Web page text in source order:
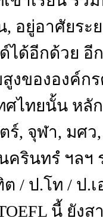
, อยู่อาศัยร
ได้อีกด้วย
งขององค์ก
ยนั้น หลัก
, จุฬา, มศว
ครินทรํ ฯล
ป.โท / ป.เ
นี้ ยัง